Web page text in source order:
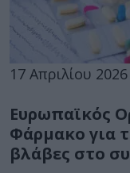
17 Απριλίου 2026
Ευρωπαϊκός
Φάρμακο για
βλάβες στο